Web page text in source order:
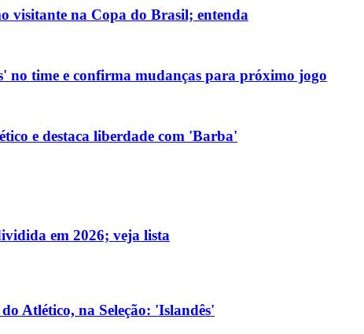
visitante na Copa do Brasil; entenda
no time e confirma mudanças para próximo jogo
e destaca liberdade com 'Barba'
em 2026; veja lista
Atlético, na Seleção: 'Islandês'